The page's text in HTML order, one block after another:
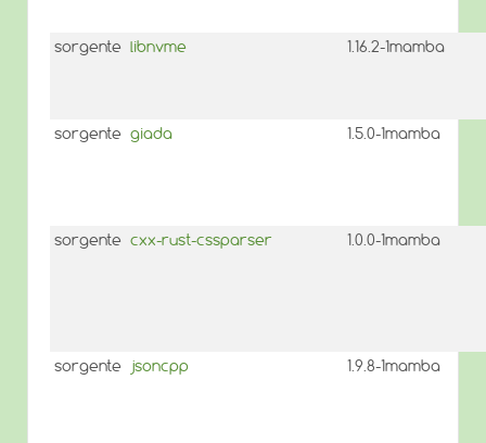
sorgente libnvme 1.16.2-1mamba
sorgente giada 1.5.0-1mamba
sorgente cxx-rust-cssparser 1.0.0-1mamba
sorgente jsoncpp 1.9.8-1mamba